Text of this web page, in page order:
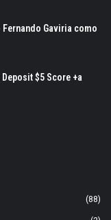
Gaviria como
$5 Score +a
(88)